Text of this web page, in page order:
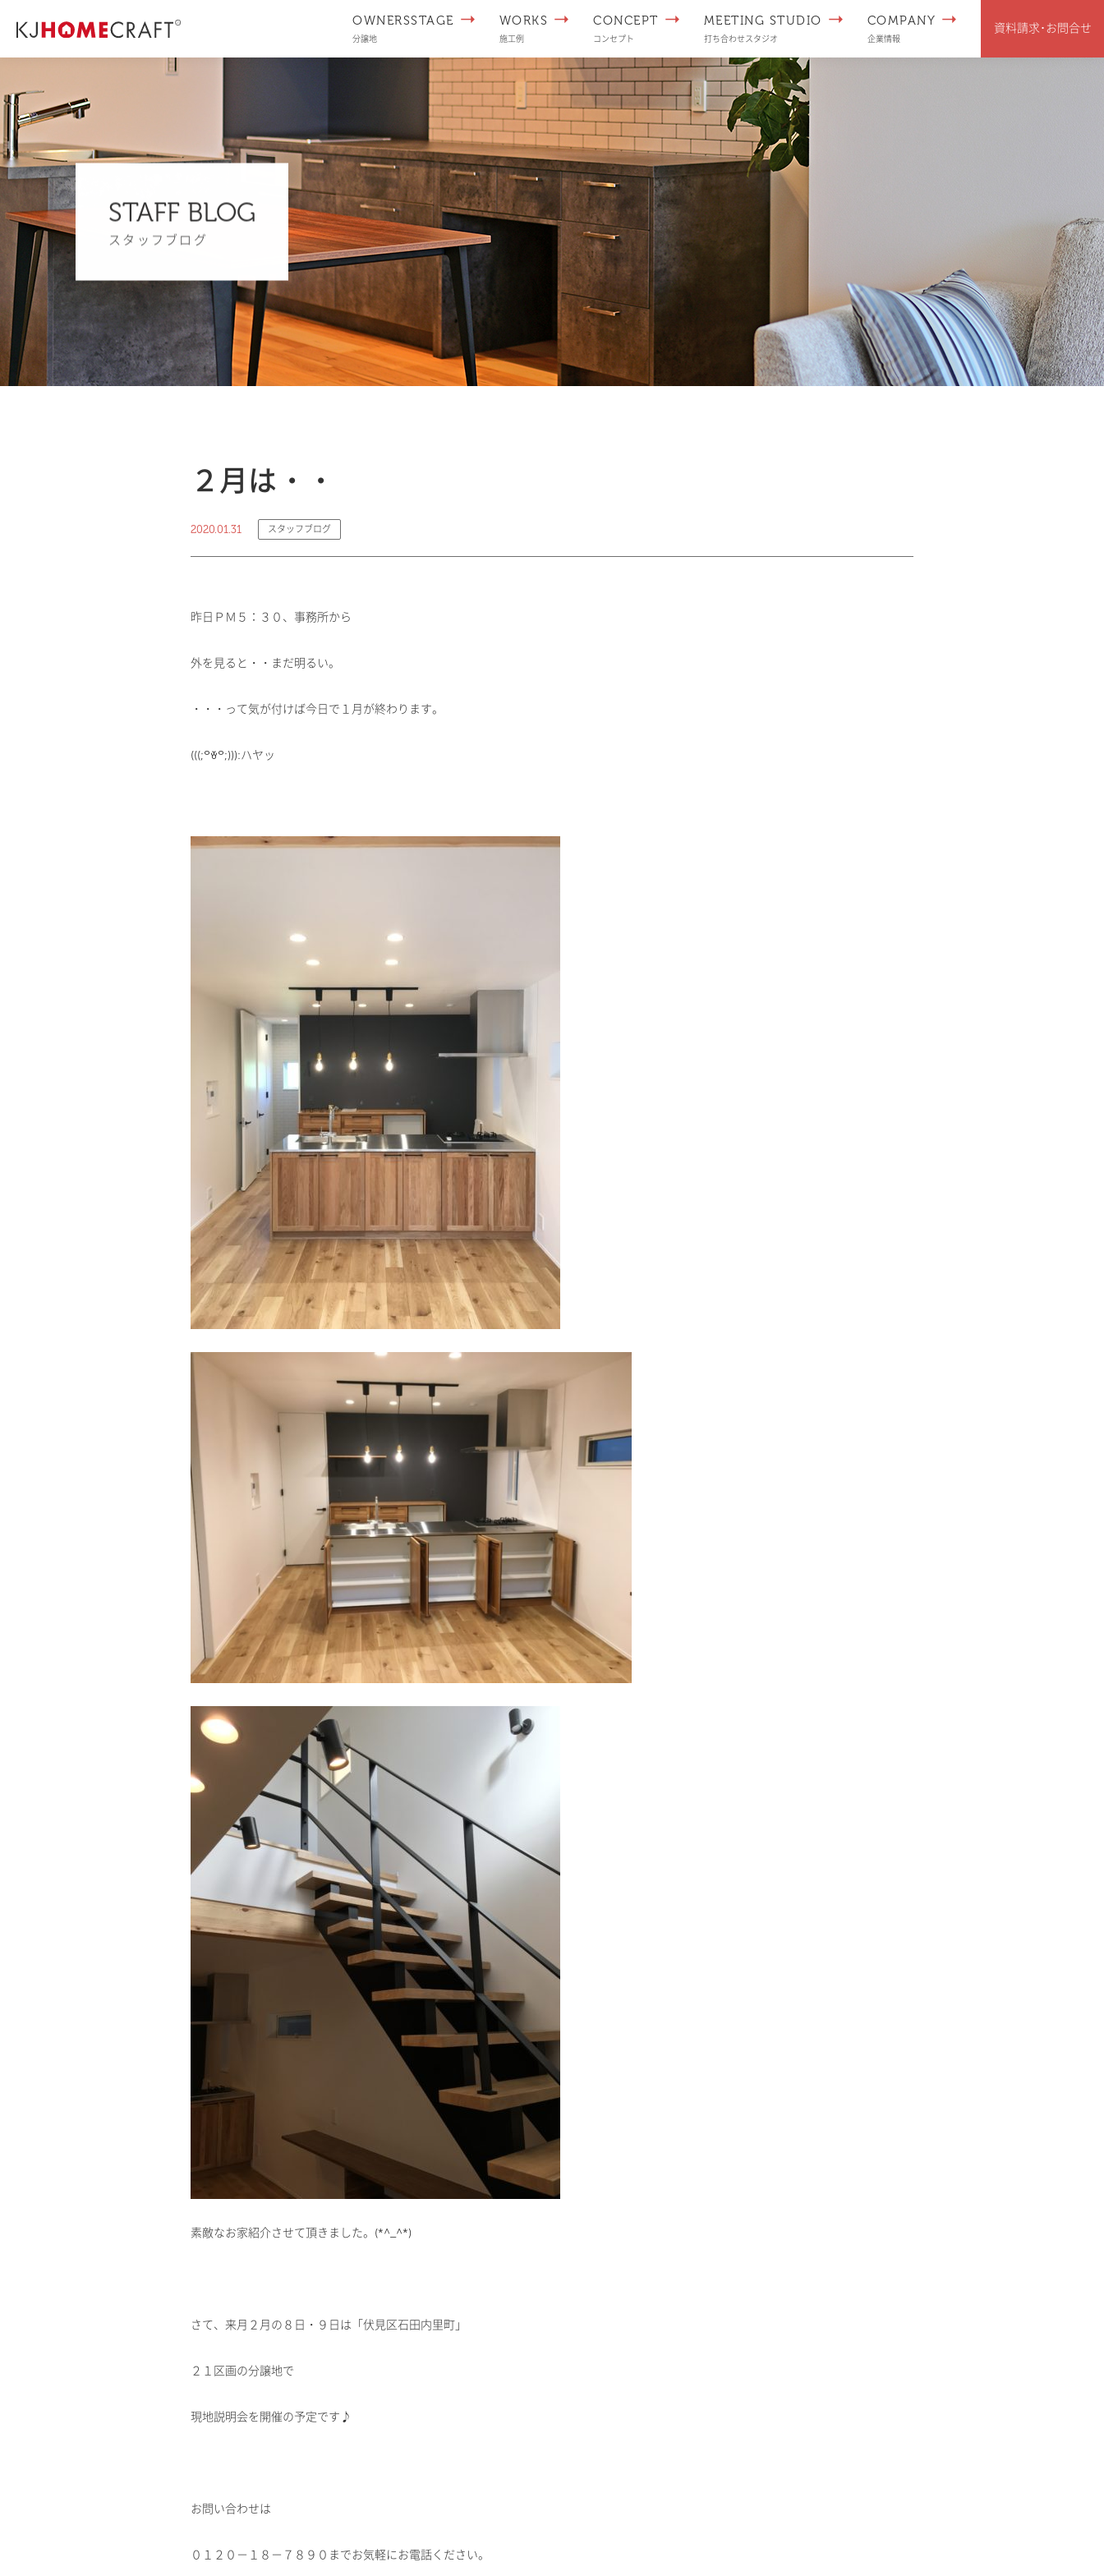
OWNERSSTAGE
分譲地
WORKS
施工例
CONCEPT
コンセプト
MEETING STUDIO
打ち合わせスタジオ
COMPANY
企業情報
資料請求･お問合せ
STAFF BLOG
スタッフブログ
２月は・・
2020.01.31 スタッフブログ
昨日ＰＭ５：３０、事務所から
外を見ると・・まだ明るい。
・・・って気が付けば今日で１月が終わります。
(((;꒪ꈊ꒪;))):ハヤッ
素敵なお家紹介させて頂きました。(*^_^*)
さて、来月２月の８日・９日は「伏見区石田内里町」
２１区画の分譲地で
現地説明会を開催の予定です♪
お問い合わせは
０１２０－１８－７８９０までお気軽にお電話ください。